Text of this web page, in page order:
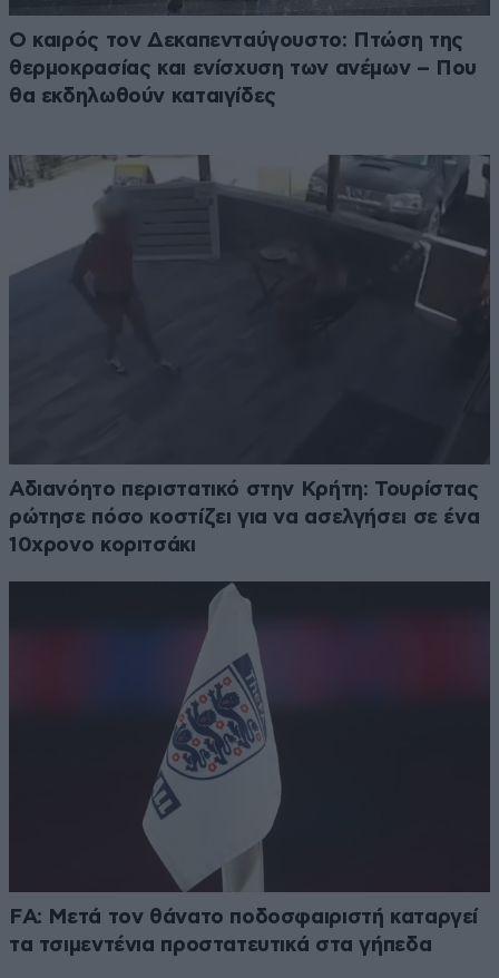
Ο καιρός τον Δεκαπενταύγουστο: Πτώση της
θερμοκρασίας και ενίσχυση των ανέμων – Που
θα εκδηλωθούν καταιγίδες
Αδιανόητο περιστατικό στην Κρήτη: Τουρίστας
ρώτησε πόσο κοστίζει για να ασελγήσει σε ένα
10χρονο κοριτσάκι
FA: Μετά τον θάνατο ποδοσφαιριστή καταργεί
τα τσιμεντένια προστατευτικά στα γήπεδα